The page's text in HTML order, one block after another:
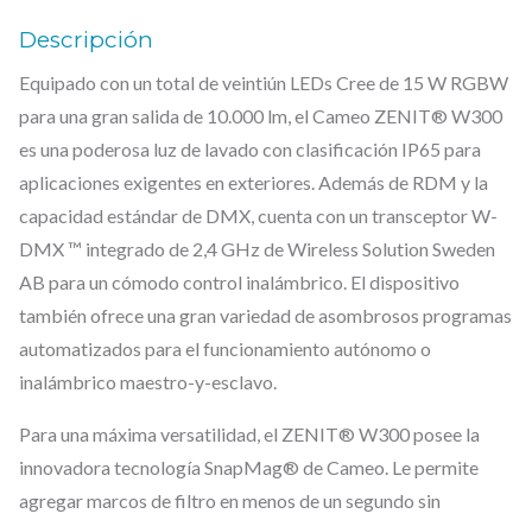
Descripción
Equipado con un total de veintiún LEDs Cree de 15 W RGBW
para una gran salida de 10.000 lm, el Cameo ZENIT® W300
es una poderosa luz de lavado con clasificación IP65 para
aplicaciones exigentes en exteriores. Además de RDM y la
capacidad estándar de DMX, cuenta con un transceptor W-
DMX ™ integrado de 2,4 GHz de Wireless Solution Sweden
AB para un cómodo control inalámbrico. El dispositivo
también ofrece una gran variedad de asombrosos programas
automatizados para el funcionamiento autónomo o
inalámbrico maestro-y-esclavo.
Para una máxima versatilidad, el ZENIT® W300 posee la
innovadora tecnología SnapMag® de Cameo. Le permite
agregar marcos de filtro en menos de un segundo sin